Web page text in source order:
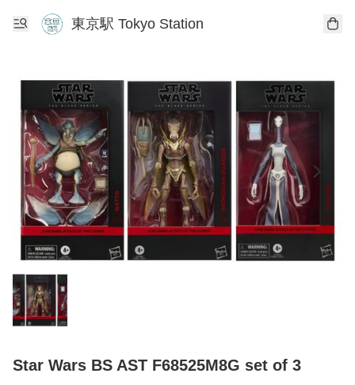
東京駅 Tokyo Station
Star Wars BS AST F68525M8G set of 3